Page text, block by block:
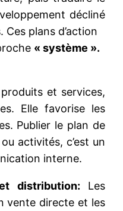
décliné
Ces plans d’action
« système ».
produits et services,
Elle favorise les
Publier le plan de
activités, c’est un
interne.
distribution: Les
vente directe et les